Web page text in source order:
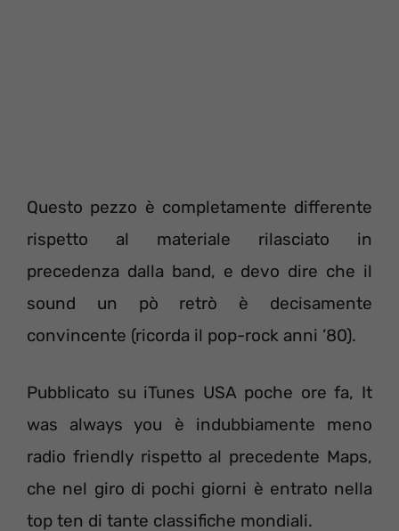
Questo pezzo è completamente differente
rispetto al materiale rilasciato in
precedenza dalla band, e devo dire che il
sound un pò retrò è decisamente
convincente (ricorda il pop-rock anni ’80).
Pubblicato su iTunes USA poche ore fa, It
was always you è indubbiamente meno
radio friendly rispetto al precedente Maps,
che nel giro di pochi giorni è entrato nella
top ten di tante classifiche mondiali.